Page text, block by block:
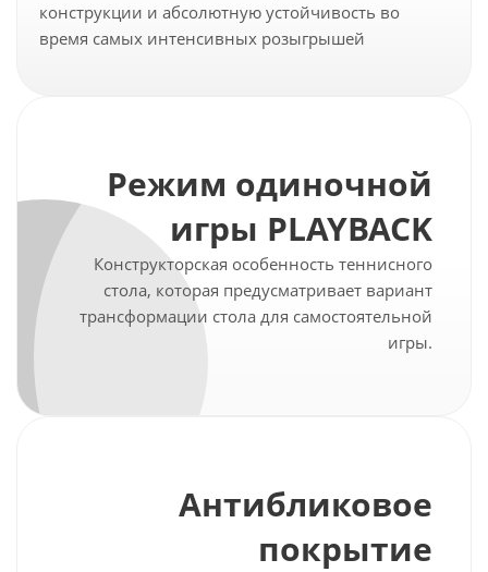
конструкции и абсолютную устойчивость во
время самых интенсивных розыгрышей
Режим одиночной
игры PLAYBACK
Конструкторская особенность теннисного
стола, которая предусматривает вариант
трансформации стола для самостоятельной
игры.
Антибликовое
покрытие